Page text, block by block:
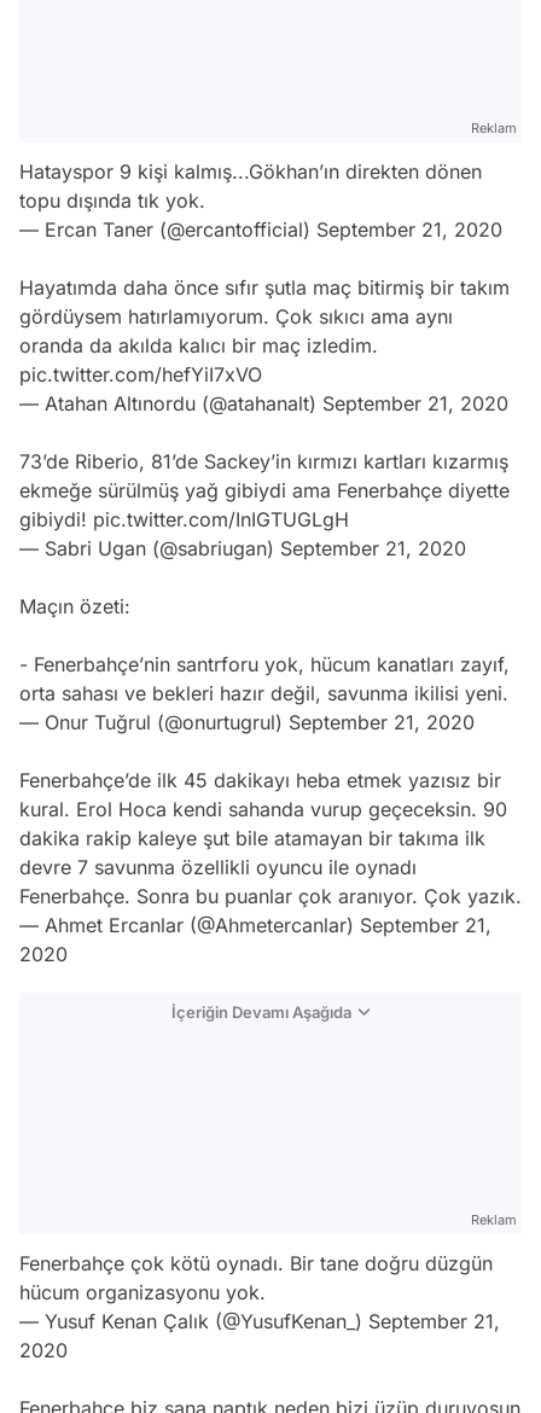
Reklam
Hatayspor 9 kişi kalmış...Gökhan’ın direkten dönen
topu dışında tık yok.
— Ercan Taner (@ercantofficial) September 21, 2020
Hayatımda daha önce sıfır şutla maç bitirmiş bir takım
gördüysem hatırlamıyorum. Çok sıkıcı ama aynı
oranda da akılda kalıcı bir maç izledim.
pic.twitter.com/hefYiI7xVO
— Atahan Altınordu (@atahanalt) September 21, 2020
73’de Riberio, 81’de Sackey’in kırmızı kartları kızarmış
ekmeğe sürülmüş yağ gibiydi ama Fenerbahçe diyette
gibiydi! pic.twitter.com/InIGTUGLgH
— Sabri Ugan (@sabriugan) September 21, 2020
Maçın özeti:
- Fenerbahçe’nin santrforu yok, hücum kanatları zayıf,
orta sahası ve bekleri hazır değil, savunma ikilisi yeni.
— Onur Tuğrul (@onurtugrul) September 21, 2020
Fenerbahçe’de ilk 45 dakikayı heba etmek yazısız bir
kural. Erol Hoca kendi sahanda vurup geçeceksin. 90
dakika rakip kaleye şut bile atamayan bir takıma ilk
devre 7 savunma özellikli oyuncu ile oynadı
Fenerbahçe. Sonra bu puanlar çok aranıyor. Çok yazık.
— Ahmet Ercanlar (@Ahmetercanlar) September 21,
2020
İçeriğin Devamı Aşağıda
Reklam
Fenerbahçe çok kötü oynadı. Bir tane doğru düzgün
hücum organizasyonu yok.
— Yusuf Kenan Çalık (@YusufKenan_) September 21,
2020